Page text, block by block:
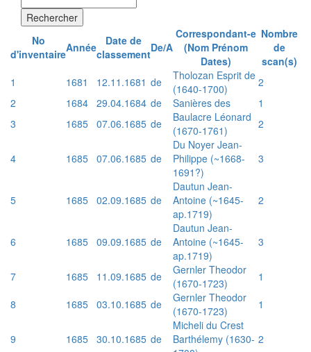
Rechercher
No
d'inventaireAnnée
Date de
classementDe/A
Correspondant-e
(Nom Prénom
Dates)
Nombre
de
scan(s)
1
1681 12.11.1681 de
Tholozan Esprit de
(1640-1700)
2
2
1684 29.04.1684 de Sanières des
1
3
1685 07.06.1685 de
Baulacre Léonard
(1670-1761)
2
4 1685 07.06.1685 de
Du Noyer Jean-
Philippe (~1668-
1691?)
3
5 1685 02.09.1685 de
Dautun Jean-
Antoine (~1645-
ap.1719)
2
6 1685 09.09.1685 de
Dautun Jean-
Antoine (~1645-
ap.1719)
3
7 1685 11.09.1685 de
Gernler Theodor
(1670-1723)
1
8
1685 03.10.1685 de
Gernler Theodor
(1670-1723)
1
9 1685 30.10.1685 de
Micheli du Crest
Barthélemy (1630- 2